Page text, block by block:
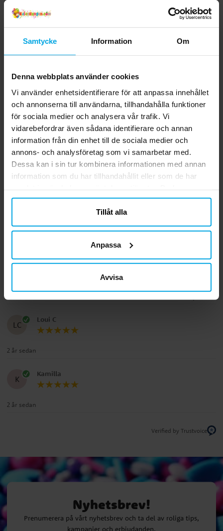
Samtycke Information Om
Denna webbplats använder cookies
Vi använder enhetsidentifierare för att anpassa innehållet
och annonserna till användarna, tillhandahålla funktioner
för sociala medier och analysera vår trafik. Vi
vidarebefordrar även sådana identifierare och annan
information från din enhet till de sociala medier och
annons- och analysföretag som vi samarbetar med.
Dessa kan i sin tur kombinera informationen med annan
information som du har tillhandahållit eller som de har
närsomhelst ändra ditt samtycke.
Tillåt alla
Anpassa
Avvisa
5,00 kr
KÖP
35,00 kr
5.0
4 betyg
5 ☆
4
☆
3 ☆
2 ☆
1 ☆
Recensioner (4)
N
Natta
LC
Loui C
2 år sedan
K
Kamilla
2 år sedan
Verified by Trustvoice
Nyhetsbrev!
Prenumerera på vårt nyhetsbrev och ta del av roliga tips,
kampanjer och erbjudanden.